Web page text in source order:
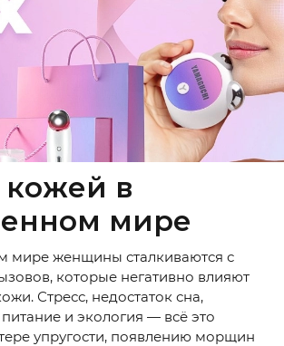
кожей в
мире
мире женщины сталкиваются с
которые негативно влияют
Стресс, недостаток сна,
и экология — всё это
упругости, появлению морщин